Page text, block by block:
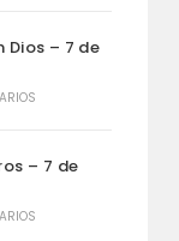
Dios – 7 de
– 7 de